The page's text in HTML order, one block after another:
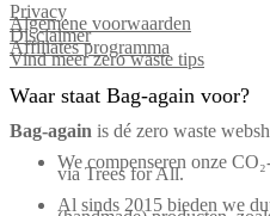
Privacy
Algemene voorwaarden
Disclaimer
Affiliates programma
Vind meer zero waste tips
Waar staat Bag-again voor?
Bag‑again is dé zero waste
We compenseren onze
via Trees for All.
Al sinds 2015 bieden we